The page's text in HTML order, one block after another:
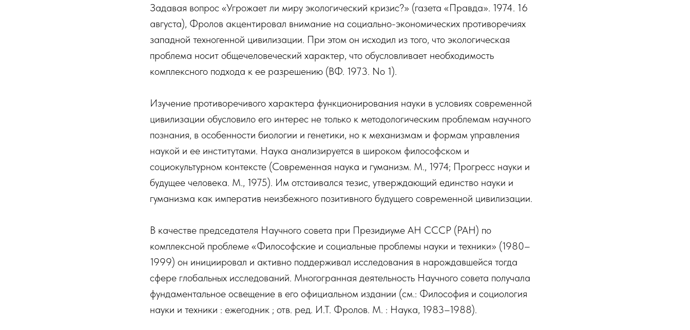
Задавая вопрос «Угрожает ли миру экологический кризис?» (газета «Правда». 1974. 16
августа), Фролов акцентировал внимание на социально-экономических противоречиях
западной техногенной цивилизации. При этом он исходил из того, что экологическая
проблема носит общечеловеческий характер, что обусловливает необходимость
комплексного подхода к ее разрешению (ВФ. 1973. No 1).
Изучение противоречивого характера функционирования науки в условиях современной
цивилизации обусловило его интерес не только к методологическим проблемам научного
познания, в особенности биологии и генетики, но к механизмам и формам управления
наукой и ее институтами. Наука анализируется в широком философском и
социокультурном контексте (Современная наука и гуманизм. М., 1974; Прогресс науки и
будущее человека. М., 1975). Им отстаивался тезис, утверждающий единство науки и
гуманизма как императив неизбежного позитивного будущего современной цивилизации.
В качестве председателя Научного совета при Президиуме АН СССР (РАН) по
комплексной проблеме «Философские и социальные проблемы науки и техники» (1980–
1999) он инициировал и активно поддерживал исследования в нарождавшейся тогда
сфере глобальных исследований. Многогранная деятельность Научного совета получала
фундаментальное освещение в его официальном издании (см.: Философия и социология
науки и техники : ежегодник ; отв. ред. И.Т. Фролов. М. : Наука, 1983–1988).